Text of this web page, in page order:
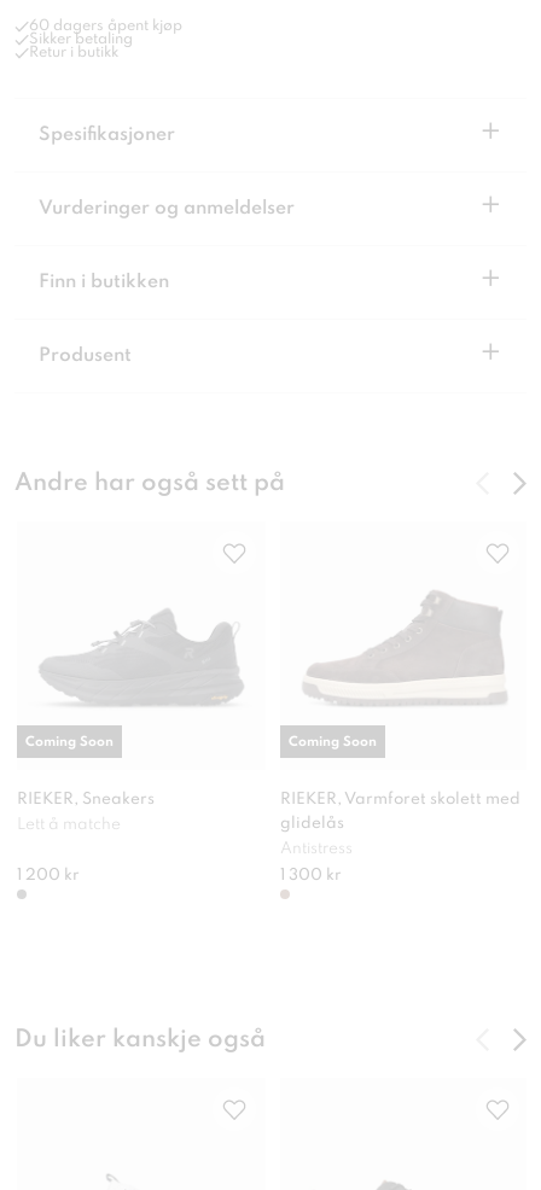
60 dagers åpent kjøp
Sikker betaling
Retur i butikk
Spesifikasjoner +
Vurderinger og anmeldelser +
Finn i butikken +
Produsent +
Andre har også sett på
RIEKER, Sneakers
Lett å matche
1 200 kr
Coming Soon
RIEKER, Varmforet skolett med
glidelås
Antistress
1 300 kr
Coming Soon
Du liker kanskje også